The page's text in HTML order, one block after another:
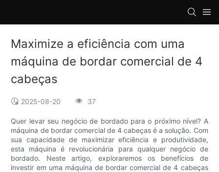
Maximize a eficiência com uma
máquina de bordar comercial de 4
cabeças
2025-08-20 37
Quer levar seu negócio de bordado para o próximo nível? A
máquina de bordar comercial de 4 cabeças é a solução. Com
sua capacidade de maximizar eficiência e produtividade,
esta máquina é revolucionária para qualquer negócio de
bordado. Neste artigo, exploraremos os benefícios de
investir em uma máquina de bordar comercial de 4 cabeças